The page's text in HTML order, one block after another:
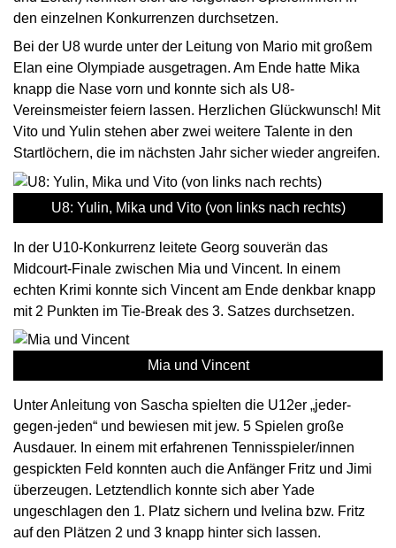
den einzelnen Konkurrenzen durchsetzen.
Bei der U8 wurde unter der Leitung von Mario mit großem
Elan eine Olympiade ausgetragen. Am Ende hatte Mika
knapp die Nase vorn und konnte sich als U8-
Vereinsmeister feiern lassen. Herzlichen Glückwunsch! Mit
Vito und Yulin stehen aber zwei weitere Talente in den
Startlöchern, die im nächsten Jahr sicher wieder angreifen.
U8: Yulin, Mika und Vito (von links nach rechts)
In der U10-Konkurrenz leitete Georg souverän das
Midcourt-Finale zwischen Mia und Vincent. In einem
echten Krimi konnte sich Vincent am Ende denkbar knapp
mit 2 Punkten im Tie-Break des 3. Satzes durchsetzen.
Mia und Vincent
Unter Anleitung von Sascha spielten die U12er „jeder-
gegen-jeden“ und bewiesen mit jew. 5 Spielen große
Ausdauer. In einem mit erfahrenen Tennisspieler/innen
gespickten Feld konnten auch die Anfänger Fritz und Jimi
überzeugen. Letztendlich konnte sich aber Yade
ungeschlagen den 1. Platz sichern und Ivelina bzw. Fritz
auf den Plätzen 2 und 3 knapp hinter sich lassen.